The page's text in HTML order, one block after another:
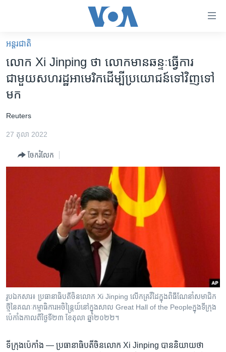
គេហទំព័រ​
ទាក់ទង
និង​
ចូល​
ទំព័រ​
ព័ត៌មាន​​
រំលង​
ទៅ​
កាន់​
ទំព័រ​
ព្រឹត្តិការណ៍ព័ត៌មាន
Khmer English
ភាសា
អន្តរជាតិ
លោក Xi Jinping ថា លោក​មាន​ឆន្ទៈ​ធ្វើការ​
ជាមួយ​សហរដ្ឋ​អាមេរិក​ដើម្បី​ប្រយោជន៍​ទៅ​វិញ​ទៅ​
មក
​Reuters
27 តុលា 2022
ចែករំលែក
រូបឯកសារ៖ ប្រធានាធិបតី​ចិន​លោក Xi Jinping លើក​គ្រវីដៃ​ក្នុង​ពិធី​ណែនាំ​សមាជិក​
ថ្មី​នៃ​គណៈកម្មាធិការអចិន្ត្រៃយ៍​នៅក្នុង​សាល Great Hall of the Peopleក្នុង​ទីក្រុង​
ប៉េកាំង​កាលពី​ថ្ងៃទី២៣ ខែតុលា ឆ្នាំ២០២២។
ទីក្រុង​ប៉េកាំង — ប្រធានាធិបតី​ចិន​លោក Xi Jinping បាន​និយាយ​ថា